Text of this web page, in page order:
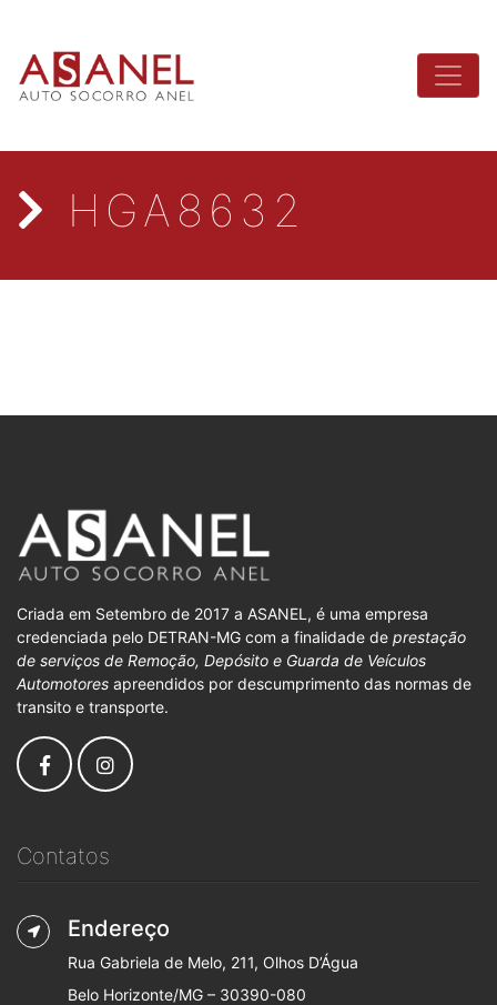
HGA8632
Criada em Setembro de 2017 a ASANEL, é uma empresa
credenciada pelo DETRAN-MG com a finalidade de prestação
de serviços de Remoção, Depósito e Guarda de Veículos
Automotores apreendidos por descumprimento das normas de
transito e transporte.
Contatos
Endereço
Rua Gabriela de Melo, 211, Olhos D’Água
Belo Horizonte/MG – 30390-080